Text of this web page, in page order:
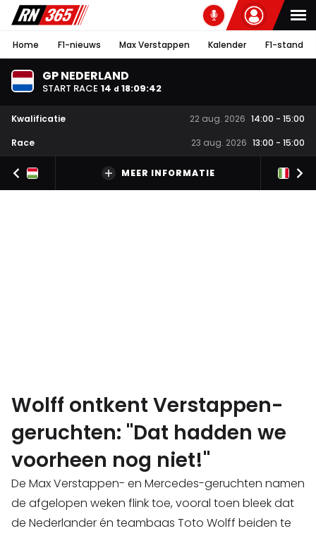
Home F1-nieuws Max Verstappen Kalender F1-stand
GP NEDERLAND
START RACE 14 d 18:09:41
Kwalificatie 22 aug. 2026 14:00 - 15:00
Race
23 aug. 2026 13:00 - 15:00
MEER INFORMATIE
Wolff ontkent Verstappen-
geruchten: "Dat hadden we
voorheen nog niet!"
De Max Verstappen- en Mercedes-geruchten namen
de afgelopen weken flink toe, vooral toen bleek dat
de Nederlander én teambaas Toto Wolff beiden te